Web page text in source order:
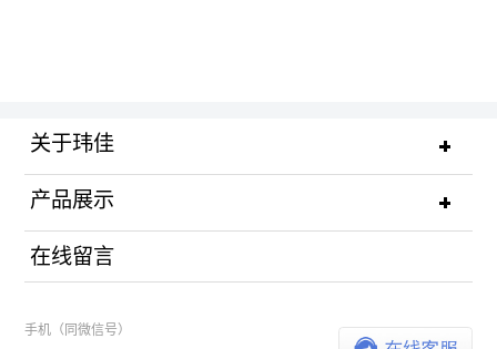
关于玮佳
产品展示
在线留言
手机（同微信号）